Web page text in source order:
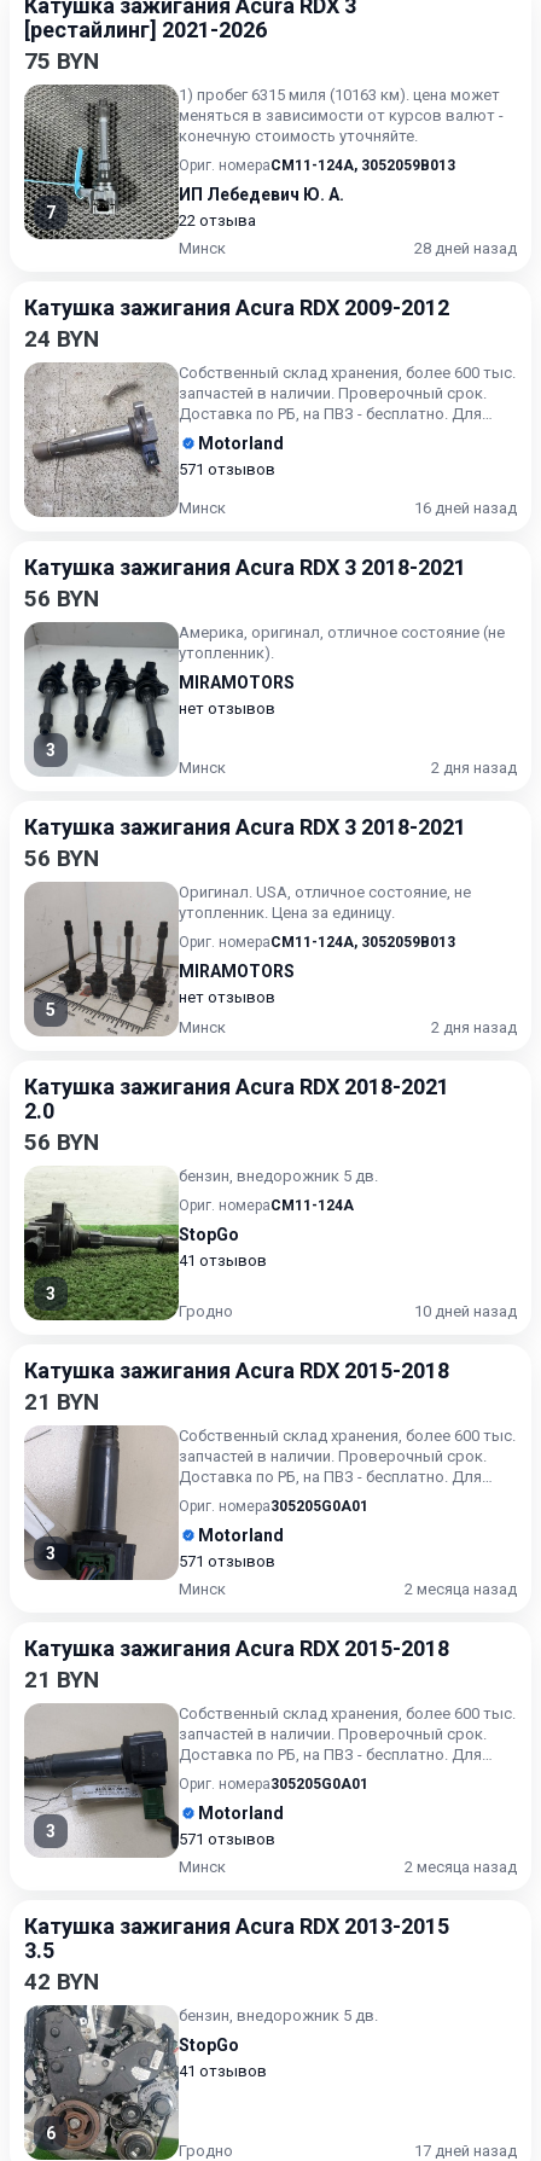
Катушка зажигания Acura RDX 3
[рестайлинг] 2021-2026
75 BYN
7
1) пробег 6315 миля (10163 км). цена может
меняться в зависимости от курсов валют -
конечную стоимость уточняйте.
Ориг. номераCM11-124A, 3052059B013
ИП Лебедевич Ю. А.
22 отзыва
Минск
28 дней назад
Катушка зажигания Acura RDX 2009-2012
24 BYN
Собственный склад хранения, более 600 тыс.
запчастей в наличии. Проверочный срок.
Доставка по РБ, на ПВЗ - бесплатно. Для
получения актуальн...
Motorland
571 отзывов
Минск 16 дней назад
Катушка зажигания Acura RDX 3 2018-2021
56 BYN
3
Америка, оригинал, отличное состояние (не
утопленник).
MIRAMOTORS
нет отзывов
Минск 2 дня назад
Катушка зажигания Acura RDX 3 2018-2021
56 BYN
5
Оригинал. USA, отличное состояние, не
утопленник. Цена за единицу.
Ориг. номераCM11-124A, 3052059B013
MIRAMOTORS
нет отзывов
Минск
2 дня назад
Катушка зажигания Acura RDX 2018-2021
2.0
56 BYN
3
бензин, внедорожник 5 дв.
Ориг. номераCM11-124A
StopGo
41 отзывов
Гродно 10 дней назад
Катушка зажигания Acura RDX 2015-2018
21 BYN
3
Собственный склад хранения, более 600 тыс.
запчастей в наличии. Проверочный срок.
Доставка по РБ, на ПВЗ - бесплатно. Для
получения актуальн...
Ориг. номера305205G0A01
Motorland
571 отзывов
Минск
2 месяца назад
Катушка зажигания Acura RDX 2015-2018
21 BYN
3
Собственный склад хранения, более 600 тыс.
запчастей в наличии. Проверочный срок.
Доставка по РБ, на ПВЗ - бесплатно. Для
получения актуальн...
Ориг. номера305205G0A01
Motorland
571 отзывов
Минск
2 месяца назад
Катушка зажигания Acura RDX 2013-2015
3.5
42 BYN
6
бензин, внедорожник 5 дв.
StopGo
41 отзывов
Гродно 17 дней назад